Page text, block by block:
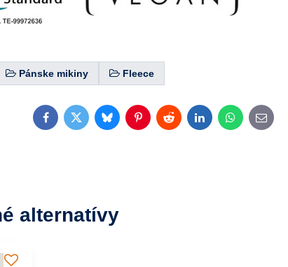
Pánske mikiny Fleece
FacebookTwitterBlueskyPinterestRedditLinkedInWhatsApp
E-
mail
alternatívy